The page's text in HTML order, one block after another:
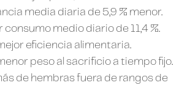
media diaria de 5,9 % menor.
consumo medio diario de 11,4 %.
eficiencia alimentaria.
peso al sacrificio a tiempo fijo.
de hembras fuera de rangos de